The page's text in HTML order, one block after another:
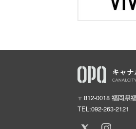
〒812-0018 福岡県
TEL:092-263-2121